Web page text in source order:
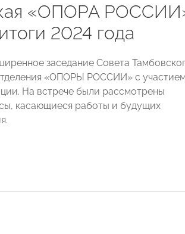
«ОПОРА
2024 года
заседание Совета
«ОПОРЫ РОССИИ» с участием
На встрече были рассмотрены
касающиеся работы и будущих